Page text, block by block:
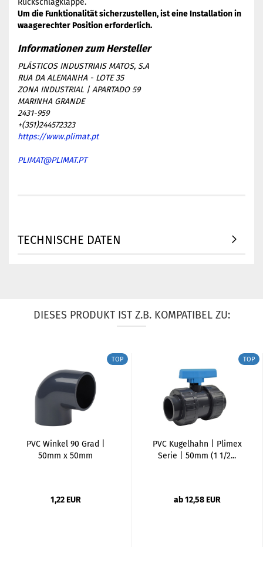
Rückschlagklappe.
Um die Funktionalität sicherzustellen, ist eine Installation in
waagerechter Position erforderlich.
PLÁSTICOS INDUSTRIAIS MATOS, S.A
RUA DA ALEMANHA - LOTE 35
ZONA INDUSTRIAL | APARTADO 59
MARINHA GRANDE
2431-959
+(351)244572323
https://www.plimat.pt
PLIMAT@PLIMAT.PT
TECHNISCHE DATEN
DIESES PRODUKT IST Z.B. KOMPATIBEL ZU:
TOP
PVC Winkel 90 Grad |
50mm x 50mm
1,22 EUR
TOP
PVC Kugelhahn | Plimex
Serie | 50mm (1 1/2...
ab 12,58 EUR